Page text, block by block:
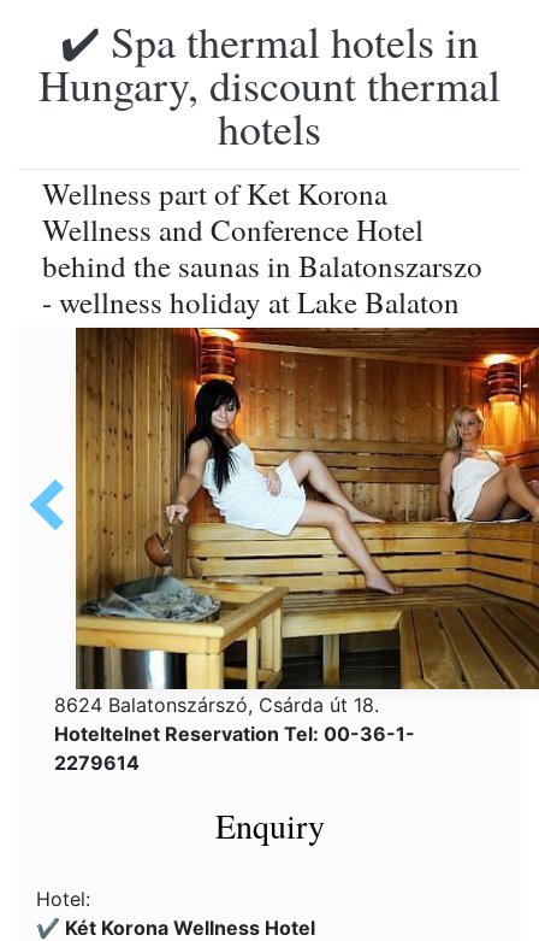
✔️ Spa thermal hotels in
Hungary, discount thermal
hotels
Wellness part of Ket Korona
Wellness and Conference Hotel
behind the saunas in Balatonszarszo
- wellness holiday at Lake Balaton
8624 Balatonszárszó, Csárda út 18.
Hoteltelnet Reservation Tel: 00-36-1-
2279614
Enquiry
Hotel:
✔️ Két Korona Wellness Hotel